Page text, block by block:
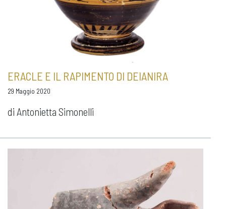
ERACLE E IL RAPIMENTO DI DEIANIRA
29 Maggio 2020
di Antonietta Simonelli